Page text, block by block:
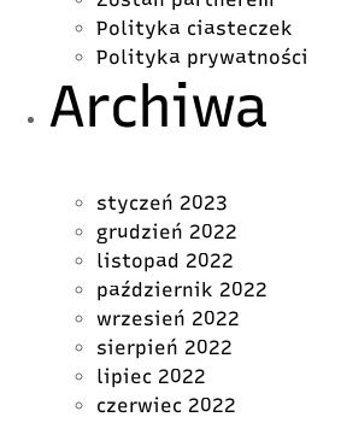
Polityka ciasteczek
Polityka prywatności
Archiwa
styczeń 2023
grudzień 2022
listopad 2022
październik 2022
wrzesień 2022
sierpień 2022
lipiec 2022
czerwiec 2022